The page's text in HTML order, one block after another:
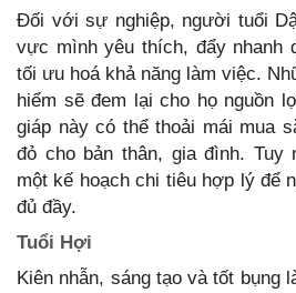
Đối với sự nghiệp, người tuổi
vực mình yêu thích, đẩy nhanh
tối ưu hoá khả năng làm việc.
hiểm sẽ đem lại cho họ nguồn
giáp này có thể thoải mái mua
đỏ cho bản thân, gia đình. Tuy
một kế hoạch chi tiêu hợp lý để
đủ đầy.
Tuổi Hợi
Kiên nhẫn, sáng tạo và tốt bụng